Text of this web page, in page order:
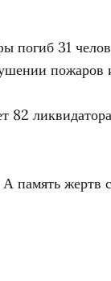
погиб 31
пожаров
82
А память жертв